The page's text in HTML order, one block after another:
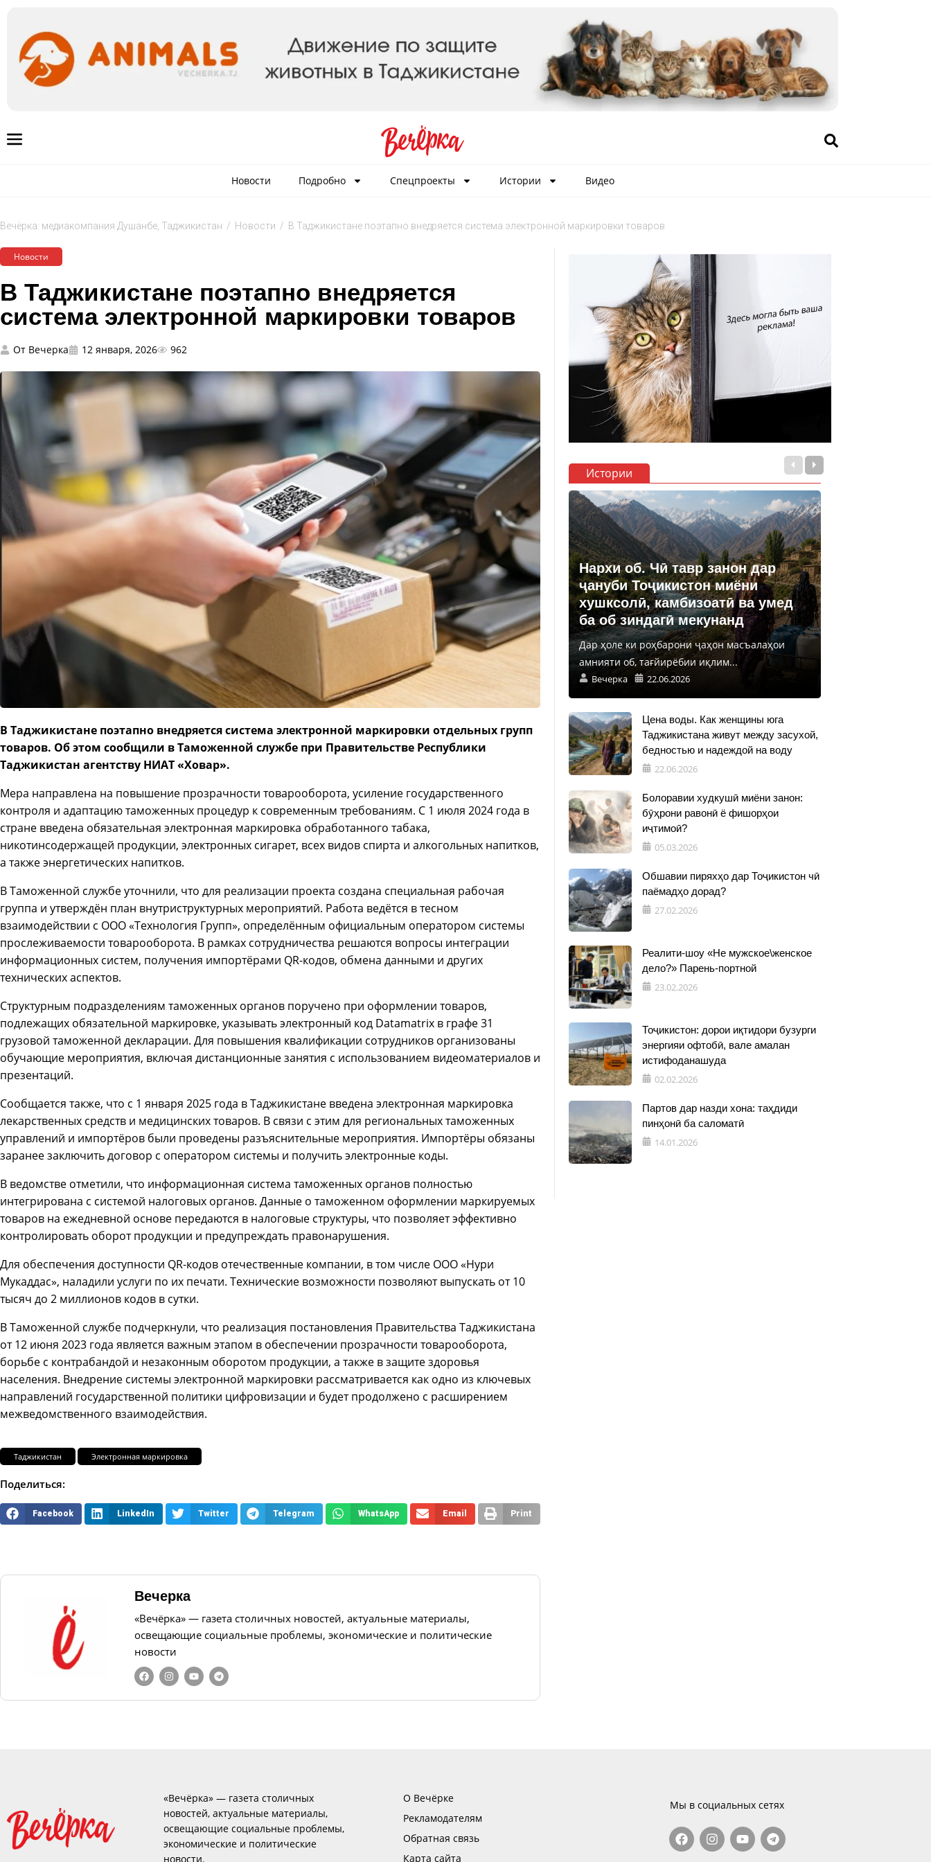
Новости Подробно Спецпроекты Истории Видео
Вечёрка: медиакомпания Душанбе, Таджикистан / Новости / В Таджикистане поэтапно внедряется система электронной маркировки товаров
Новости
В Таджикистане поэтапно внедряется
система электронной маркировки товаров
От Вечерка 12 января, 2026 962
В Таджикистане поэтапно внедряется система электронной маркировки отдельных групп
товаров. Об этом сообщили в Таможенной службе при Правительстве Республики
Таджикистан агентству НИАТ «Ховар».
Мера направлена на повышение прозрачности товарооборота, усиление государственного
контроля и адаптацию таможенных процедур к современным требованиям. С 1 июля 2024 года в
стране введена обязательная электронная маркировка обработанного табака,
никотинсодержащей продукции, электронных сигарет, всех видов спирта и алкогольных напитков,
а также энергетических напитков.
В Таможенной службе уточнили, что для реализации проекта создана специальная рабочая
группа и утверждён план внутриструктурных мероприятий. Работа ведётся в тесном
взаимодействии с ООО «Технология Групп», определённым официальным оператором системы
прослеживаемости товарооборота. В рамках сотрудничества решаются вопросы интеграции
информационных систем, получения импортёрами QR-кодов, обмена данными и других
технических аспектов.
Структурным подразделениям таможенных органов поручено при оформлении товаров,
подлежащих обязательной маркировке, указывать электронный код Datamatrix в графе 31
грузовой таможенной декларации. Для повышения квалификации сотрудников организованы
обучающие мероприятия, включая дистанционные занятия с использованием видеоматериалов и
презентаций.
Сообщается также, что с 1 января 2025 года в Таджикистане введена электронная маркировка
лекарственных средств и медицинских товаров. В связи с этим для региональных таможенных
управлений и импортёров были проведены разъяснительные мероприятия. Импортёры обязаны
заранее заключить договор с оператором системы и получить электронные коды.
В ведомстве отметили, что информационная система таможенных органов полностью
интегрирована с системой налоговых органов. Данные о таможенном оформлении маркируемых
товаров на ежедневной основе передаются в налоговые структуры, что позволяет эффективно
контролировать оборот продукции и предупреждать правонарушения.
Для обеспечения доступности QR-кодов отечественные компании, в том числе ООО «Нури
Мукаддас», наладили услуги по их печати. Технические возможности позволяют выпускать от 10
тысяч до 2 миллионов кодов в сутки.
В Таможенной службе подчеркнули, что реализация постановления Правительства Таджикистана
от 12 июня 2023 года является важным этапом в обеспечении прозрачности товарооборота,
борьбе с контрабандой и незаконным оборотом продукции, а также в защите здоровья
населения. Внедрение системы электронной маркировки рассматривается как одно из ключевых
направлений государственной политики цифровизации и будет продолжено с расширением
межведомственного взаимодействия.
Таджикистан Электронная маркировка
Поделиться:
Facebook LinkedIn Twitter Telegram WhatsApp Email Print
Вечерка
«Вечёрка» — газета столичных новостей, актуальные материалы,
освещающие социальные проблемы, экономические и политические
новости
Истории
Нархи об. Чӣ тавр занон дар
ҷануби Тоҷикистон миёни
хушксолӣ, камбизоатӣ ва умед
ба об зиндагӣ мекунанд
Дар ҳоле ки роҳбарони ҷаҳон масъалаҳои
амнияти об, тағйирёбии иқлим...
Вечерка 22.06.2026
Цена воды. Как женщины юга
Таджикистана живут между засухой,
бедностью и надеждой на воду
22.06.2026
Болоравии худкушӣ миёни занон:
бӯҳрони равонӣ ё фишорҳои
иҷтимоӣ?
05.03.2026
Обшавии пиряхҳо дар Тоҷикистон чӣ
паёмадҳо дорад?
27.02.2026
Реалити-шоу «Не мужское\женское
дело?» Парень-портной
23.02.2026
Тоҷикистон: дорои иқтидори бузурги
энергияи офтобӣ, вале амалан
истифоданашуда
02.02.2026
Партов дар назди хона: таҳдиди
пинҳонӣ ба саломатӣ
14.01.2026
«Вечёрка» — газета столичных
новостей, актуальные материалы,
освещающие социальные проблемы,
экономические и политические
новости.
О Вечёрке
Рекламодателям
Обратная связь
Карта сайта
Мы в социальных сетях